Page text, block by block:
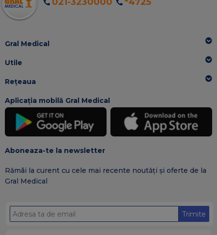
Gral Medical
Utile
Rețeaua
Aplicația mobilă Gral Medical
Aboneaza-te la newsletter
Rămâi la curent cu cele mai recente noutăți și oferte de la
Gral Medical
Trimite